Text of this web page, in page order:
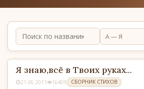
Я знаю,всё в Твоих руках...
21.06.2011 16409 СБОРНИК СТИХОВ